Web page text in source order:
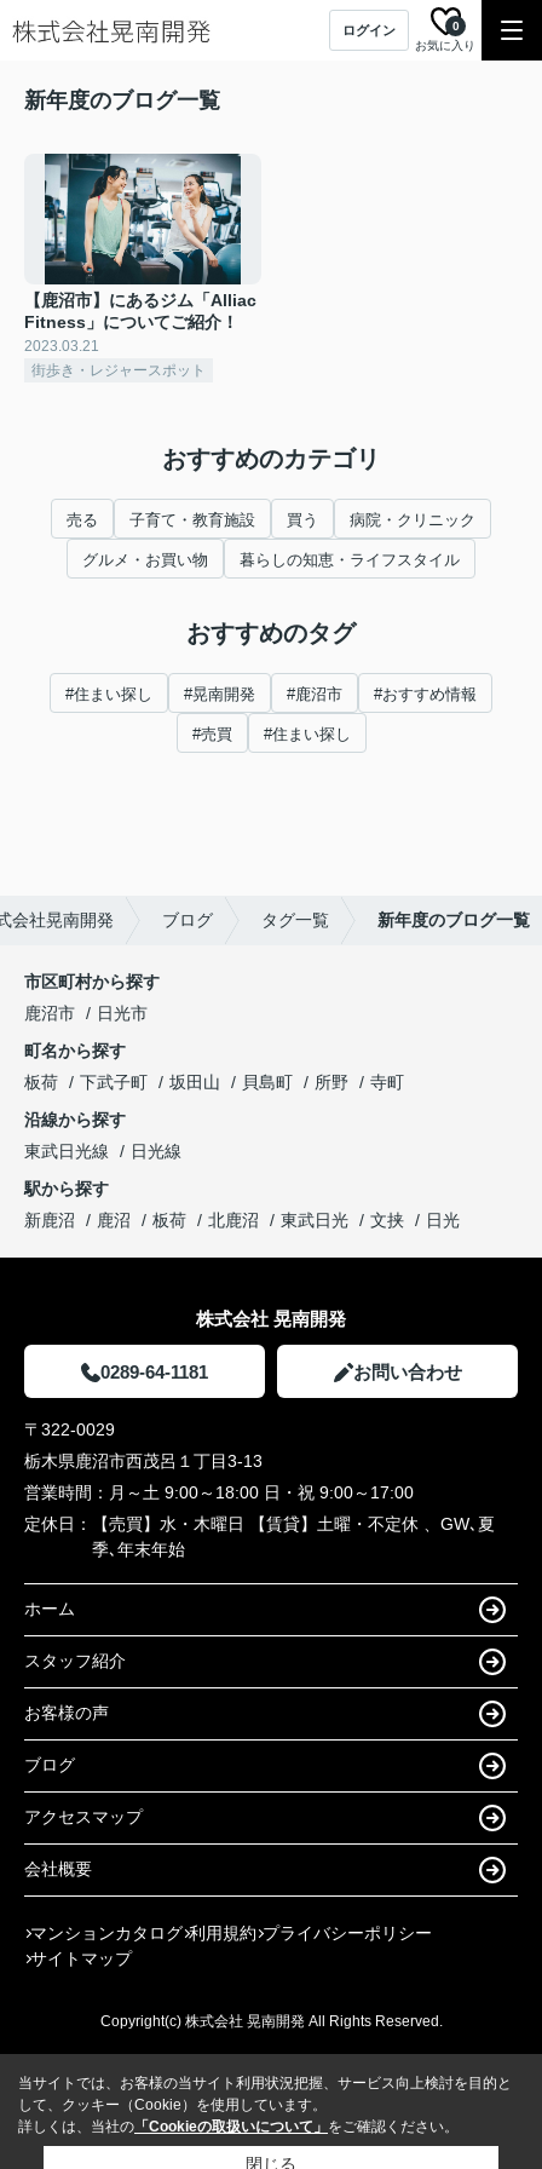
ログイン
お気に入り
0
新年度のブログ一覧
【鹿沼市】にあるジム「Alliac
Fitness」についてご紹介！
2023.03.21
街歩き・レジャースポット
おすすめのカテゴリ
売る 子育て・教育施設 買う 病院・クリニック
グルメ・お買い物 暮らしの知恵・ライフスタイル
おすすめのタグ
#住まい探し #晃南開発 #鹿沼市 #おすすめ情報
#売買 #住まい探し
会社晃南開発 ブログ タグ一覧 新年度のブログ一覧
市区町村から探す
鹿沼市
日光市
町名から探す
板荷
下武子町 坂田山 貝島町 所野
寺町
沿線から探す
東武日光線
日光線
駅から探す
新鹿沼
鹿沼 板荷 北鹿沼 東武日光 文挟 日光
株式会社 晃南開発
0289-64-1181 お問い合わせ
〒322-0029
栃木県鹿沼市西茂呂１丁目3-13
営業時間： 月～土 9:00～18:00 日・祝 9:00～17:00
定休日：
【売買】水・木曜日 【賃貸】土曜・不定休 、GW､夏
季､年末年始
ホーム
スタッフ紹介
お客様の声
ブログ
アクセスマップ
会社概要
マンションカタログ 利用規約 プライバシーポリシー
サイトマップ
Copyright(c) 株式会社 晃南開発 All Rights Reserved.
当サイトでは、お客様の当サイト利用状況把握、サービス向上検討を目的と
して、クッキー（Cookie）を使用しています。
詳しくは、当社の 「Cookieの取扱いについて」 をご確認ください。
閉じる